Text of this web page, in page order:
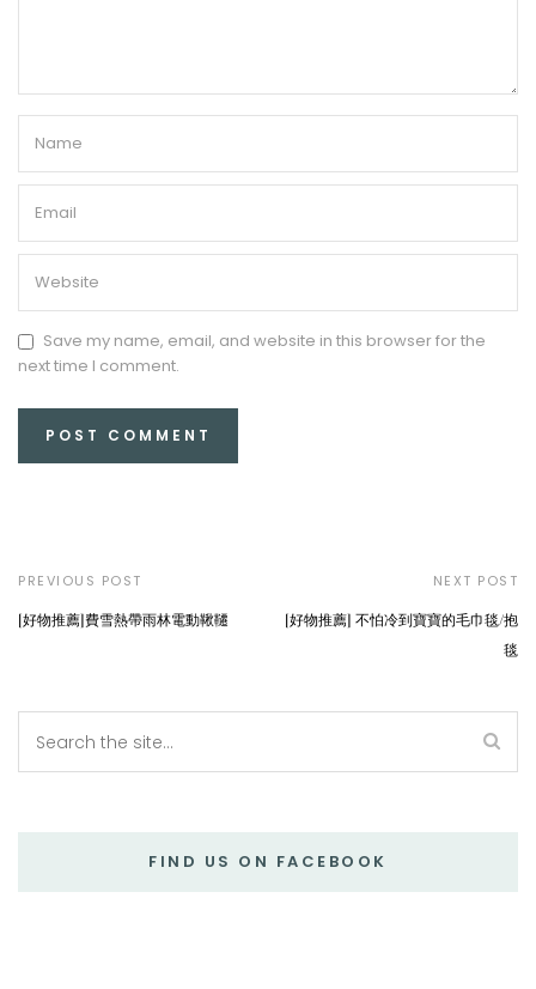
Save my name, email, and website in this browser for the
next time I comment.
PREVIOUS POST
[好物推薦]費雪熱帶雨林電動鞦韆
NEXT POST
[好物推薦] 不怕冷到寶寶的毛巾毯/抱
毯
FIND US ON FACEBOOK